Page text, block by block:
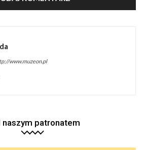
www.muzeon.pl
naszym patronatem